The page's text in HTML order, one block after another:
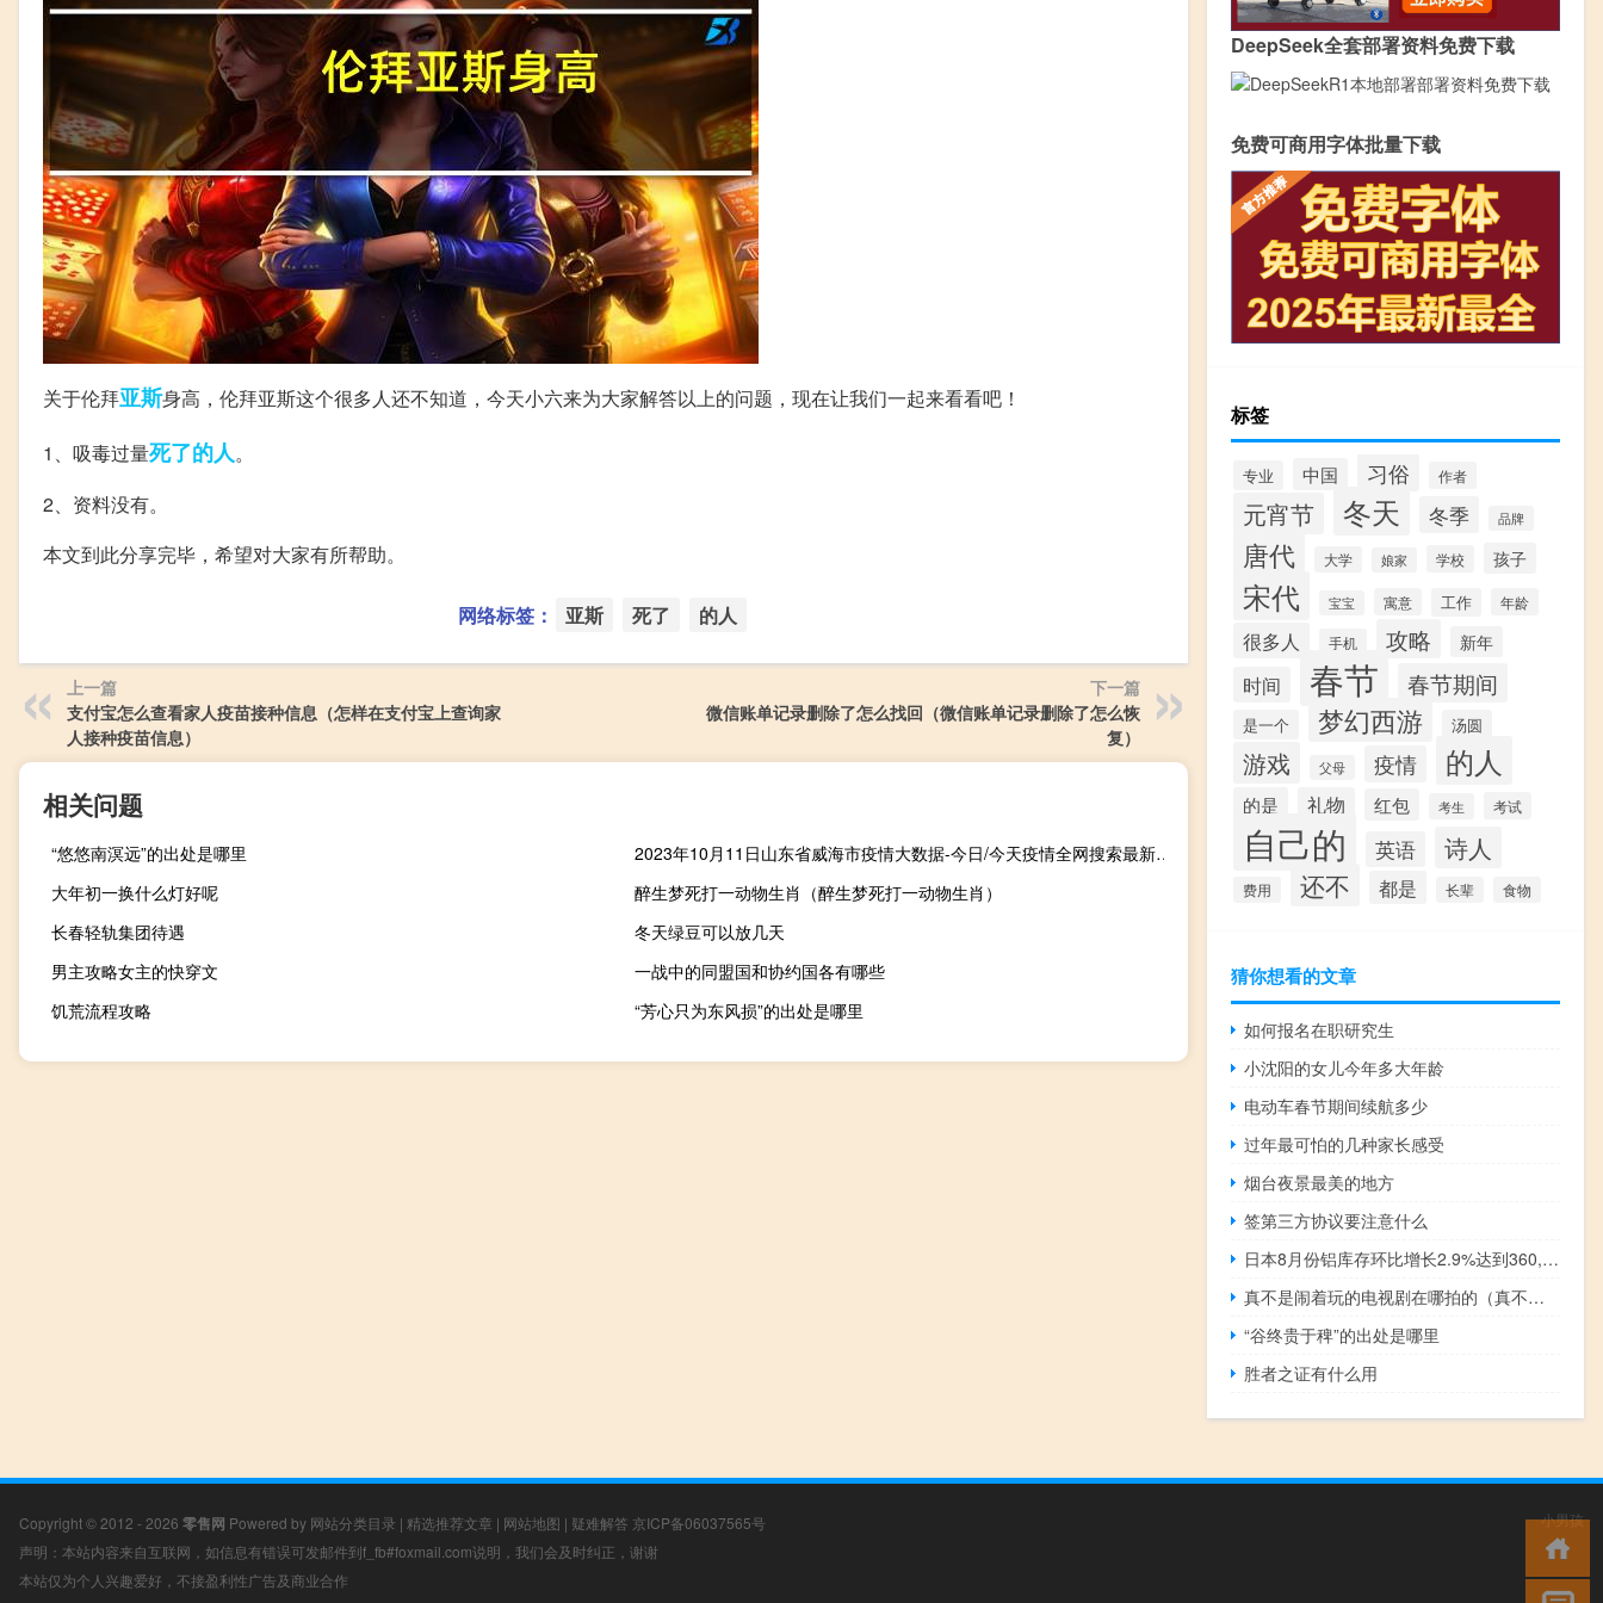
关于伦拜亚斯身高，伦拜亚斯这个很多人还不知道，今天小六来为大家解答以上的问题，现在让我们一起来看看吧！
1、吸毒过量死了的人。
2、资料没有。
本文到此分享完毕，希望对大家有所帮助。
网络标签： 亚斯 死了 的人
上一篇
支付宝怎么查看家人疫苗接种信息（怎样在支付宝上查询家
人接种疫苗信息）
下一篇
微信账单记录删除了怎么找回（微信账单记录删除了怎么恢
复）
相关问题
“悠悠南溟远”的出处是哪里
2023年10月11日山东省威海市疫情大数据-今日/今天疫情全网搜索最新实时消息动态情况通知播报
大年初一换什么灯好呢
醉生梦死打一动物生肖（醉生梦死打一动物生肖）
长春轻轨集团待遇
冬天绿豆可以放几天
男主攻略女主的快穿文
一战中的同盟国和协约国各有哪些
饥荒流程攻略
“芳心只为东风损”的出处是哪里
DeepSeek全套部署资料免费下载
免费可商用字体批量下载
标签
专业 中国 习俗 作者
元宵节 冬天 冬季 品牌
唐代 大学 娘家 学校 孩子
宋代 宝宝 寓意 工作 年龄
很多人 手机 攻略 新年
时间 春节 春节期间
是一个 梦幻西游 汤圆
游戏 父母 疫情 的人
的是 礼物 红包 考生 考试
自己的 英语 诗人
费用 还不 都是 长辈 食物
猜你想看的文章
如何报名在职研究生
小沈阳的女儿今年多大年龄
电动车春节期间续航多少
过年最可怕的几种家长感受
烟台夜景最美的地方
签第三方协议要注意什么
日本8月份铝库存环比增长2.9%达到360,700吨
真不是闹着玩的电视剧在哪拍的（真不是闹着玩的电视剧）
“谷终贵于稗”的出处是哪里
胜者之证有什么用
Copyright © 2012 - 2026 零售网 Powered by 网站分类目录 | 精选推荐文章 | 网站地图 | 疑难解答 京ICP备06037565号
声明：本站内容来自互联网，如信息有错误可发邮件到f_fb#foxmail.com说明，我们会及时纠正，谢谢
本站仅为个人兴趣爱好，不接盈利性广告及商业合作
小男孩